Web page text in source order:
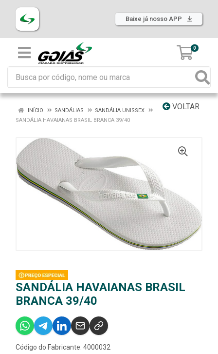
Baixe já nosso APP
0
VOLTAR
INÍCIO SANDÁLIAS
SANDÁLIA UNISSEX
SANDÁLIA HAVAIANAS BRASIL BRANCA 39/40
SANDÁLIA HAVAIANAS BRASIL
BRANCA 39/40
Código do Fabricante: 4000032